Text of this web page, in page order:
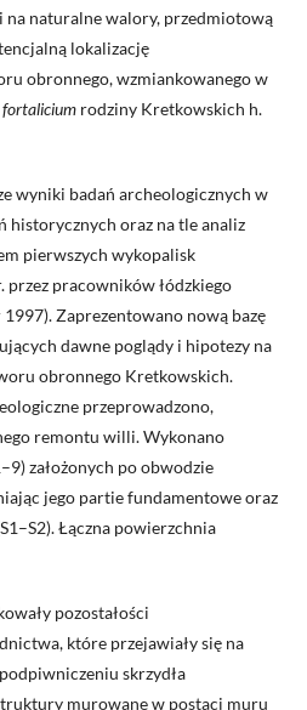
na naturalne walory, przedmiotową
lokalizację
obronnego, wzmiankowanego w
fortalicium rodziny Kretkowskich h.
wyniki badań archeologicznych w
historycznych oraz na tle analiz
pierwszych wykopalisk
pracowników łódzkiego
Zaprezentowano nową bazę
dawne poglądy i hipotezy na
obronnego Kretkowskich.
przeprowadzono,
remontu willi. Wykonano
założonych po obwodzie
jego partie fundamentowe oraz
Łączna powierzchnia
pozostałości
które przejawiały się na
skrzydła
murowane w postaci muru